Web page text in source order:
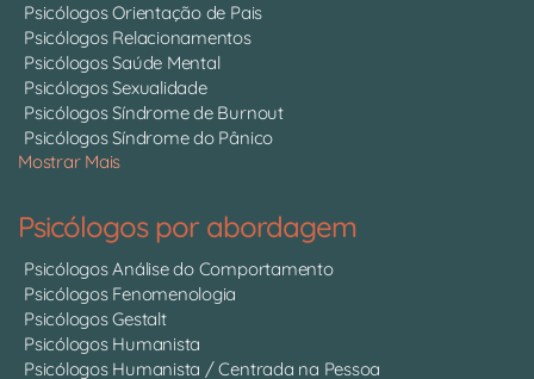
Psicólogos Orientação de Pais
Psicólogos Relacionamentos
Psicólogos Saúde Mental
Psicólogos Sexualidade
Psicólogos Síndrome de Burnout
Psicólogos Síndrome do Pânico
Mostrar Mais
Psicólogos por abordagem
Psicólogos Análise do Comportamento
Psicólogos Fenomenologia
Psicólogos Gestalt
Psicólogos Humanista
Psicólogos Humanista / Centrada na Pessoa